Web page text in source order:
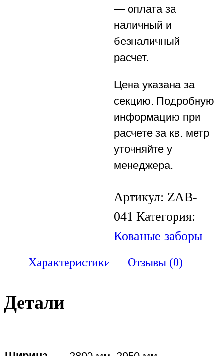
— оплата за
наличный и
безналичный
расчет.
Цена указана за
секцию. Подробную
информацию при
расчете за кв. метр
уточняйте у
менеджера.
Артикул: ZAB-
041 Категория:
Кованые заборы
Характеристики Отзывы (0)
Детали